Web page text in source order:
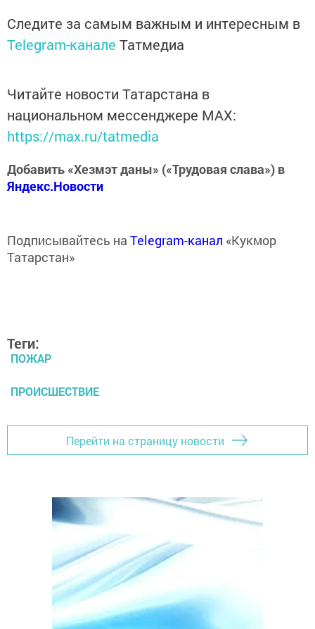
Следите за самым важным и интересным в
Telegram-канале Татмедиа
Читайте новости Татарстана в
национальном мессенджере MАХ:
https://max.ru/tatmedia
Добавить «Хезмэт даны» («Трудовая слава») в
Яндекс.Новости
Подписывайтесь на Telegram-канал «Кукмор
Татарстан»
Теги:
ПОЖАР
ПРОИСШЕСТВИЕ
Перейти на страницу новости